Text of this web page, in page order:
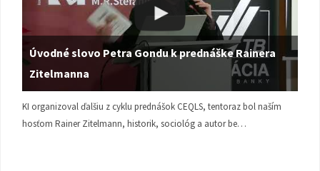
Úvodné slovo Petra Gondu k prednáške Rainera
Zitelmanna
KI organizoval ďalšiu z cyklu prednášok CEQLS, tentoraz bol naším
hosťom Rainer Zitelmann, historik, sociológ a autor be…